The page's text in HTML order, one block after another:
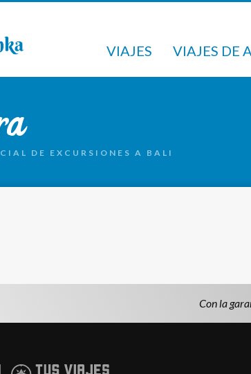
VIAJES VIAJES DE
DE EXCURSIONES A BALI
Con la